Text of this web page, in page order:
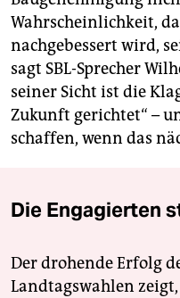
Wahrscheinlichkeit,
nachgebessert wird,
sagt SBL-Sprecher
seiner Sicht ist die
Zukunft gerichtet“ –
schaffen, wenn das
Die Engagierten
Der drohende Erfolg
Landtagswahlen